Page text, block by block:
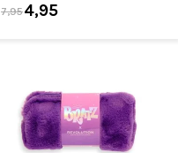
7,954,95